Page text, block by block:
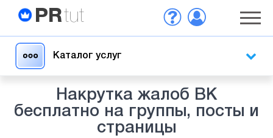
PRtut
Каталог услуг
Накрутка жалоб ВК
бесплатно на группы, посты и
страницы